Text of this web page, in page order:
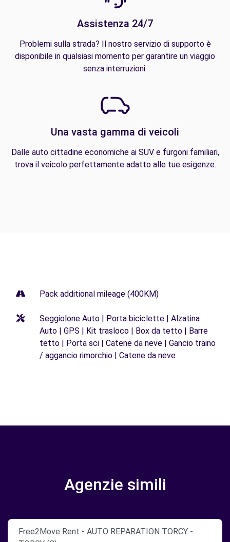
Assistenza 24/7
Problemi sulla strada? Il nostro servizio di supporto è
disponibile in qualsiasi momento per garantire un viaggio
senza interruzioni.
Una vasta gamma di veicoli
Dalle auto cittadine economiche ai SUV e furgoni familiari,
trova il veicolo perfettamente adatto alle tue esigenze.
Pack additional mileage (400KM)
Seggiolone Auto | Porta biciclette | Alzatina
Auto | GPS | Kit trasloco | Box da tetto | Barre
tetto | Porta sci | Catene da neve | Gancio traino
/ aggancio rimorchio | Catene da neve
Agenzie simili
Free2Move Rent - AUTO REPARATION TORCY -